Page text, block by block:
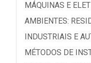
MÁQUINAS E
AMBIENTES:
INDUSTRIAIS E
MÉTODOS DE